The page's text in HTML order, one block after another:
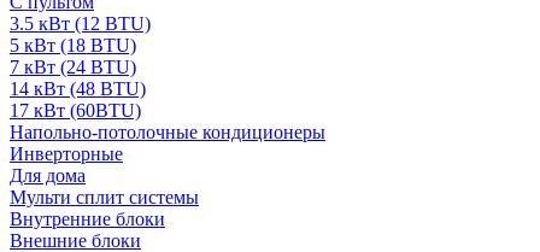
3.5 кВт (12 BTU)
5 кВт (18 BTU)
7 кВт (24 BTU)
14 кВт (48 BTU)
17 кВт (60BTU)
Напольно-потолочные кондиционеры
Инверторные
Для дома
Мульти сплит системы
Внутренние блоки
Внешние блоки